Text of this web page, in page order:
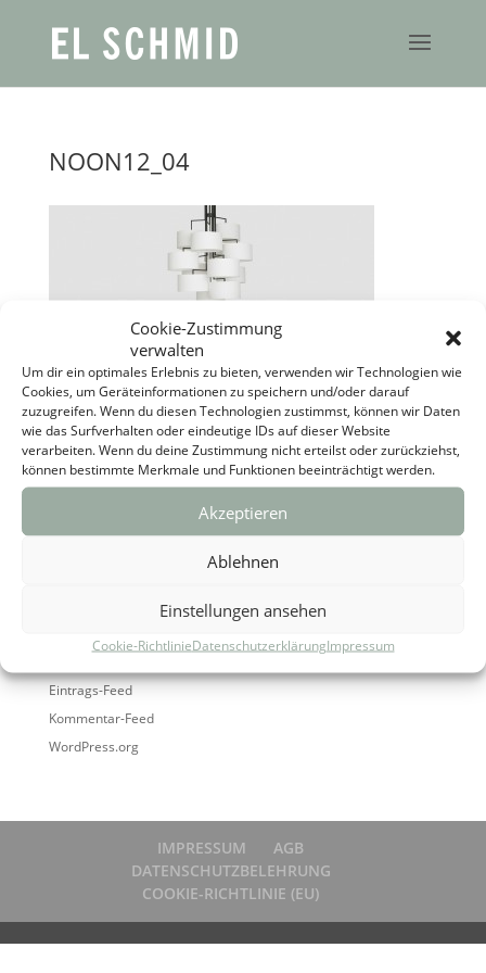
Cookie-Zustimmung
verwalten
Um dir ein optimales Erlebnis zu bieten, verwenden wir Technologien wie
Cookies, um Geräteinformationen zu speichern und/oder darauf
zuzugreifen. Wenn du diesen Technologien zustimmst, können wir Daten
wie das Surfverhalten oder eindeutige IDs auf dieser Website
verarbeiten. Wenn du deine Zustimmung nicht erteilst oder zurückziehst,
können bestimmte Merkmale und Funktionen beeinträchtigt werden.
Akzeptieren
Ablehnen
Einstellungen ansehen
Cookie-RichtlinieDatenschutzerklärungImpressum
NOON12_04
Eintrags-Feed
Kommentar-Feed
WordPress.org
IMPRESSUM
AGB
DATENSCHUTZBELEHRUNG
COOKIE-RICHTLINIE (EU)